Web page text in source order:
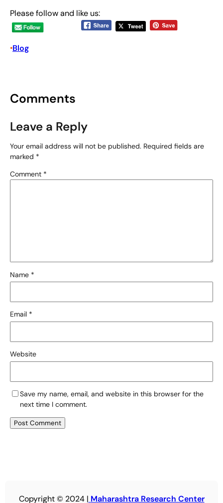
Please follow and like us:
•Blog
Comments
Leave a Reply
Your email address will not be published. Required fields are
marked *
Comment *
Name *
Email *
Website
Save my name, email, and website in this browser for the
next time I comment.
Copyright © 2024 | Maharashtra Research Center